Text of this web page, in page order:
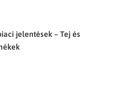
jelentések – Tej és